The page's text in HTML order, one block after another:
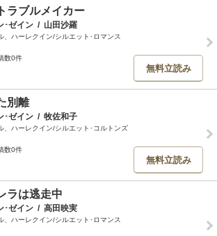
ラブルメイカー
･ゼイン / 山田沙羅
、ハーレクイン/シルエット･ロマンス
数0件
無料立読み
別離
･ゼイン / 牧佐和子
、ハーレクイン/シルエット･コルトンズ
数0件
無料立読み
ラは逃走中
･ゼイン / 高田映実
、ハーレクイン/シルエット･ロマンス